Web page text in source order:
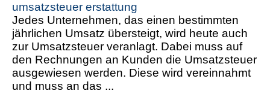
umsatzsteuer erstattung
Jedes Unternehmen, das einen bestimmten
jährlichen Umsatz übersteigt, wird heute auch
zur Umsatzsteuer veranlagt. Dabei muss auf
den Rechnungen an Kunden die Umsatzsteuer
ausgewiesen werden. Diese wird vereinnahmt
und muss an das ...